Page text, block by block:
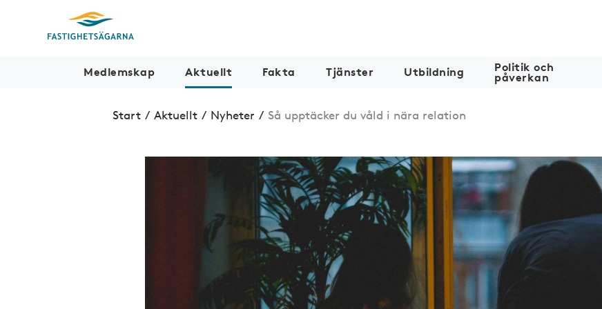
Medlemskap Aktuellt Fakta Tjänster Utbildning Politik och
påverkan
Start / Aktuellt / Nyheter / Så upptäcker du våld i nära relation